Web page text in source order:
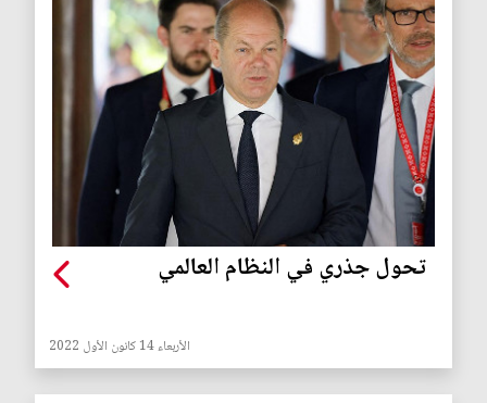
تحول جذري في النظام العالمي
الأربعاء 14 كانون الأول 2022